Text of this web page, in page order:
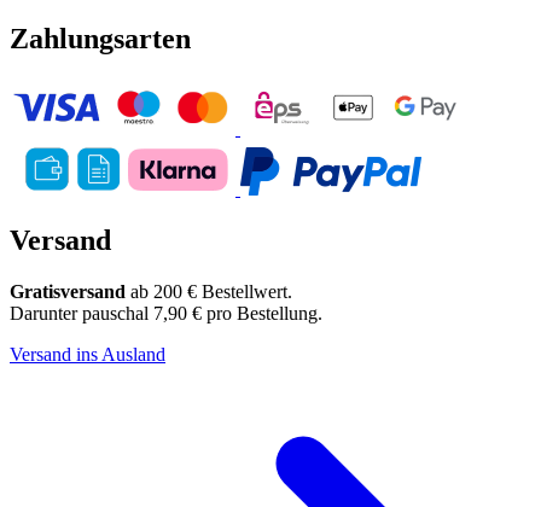
Zahlungsarten
Versand
Gratisversand ab 200 € Bestellwert.
Darunter pauschal 7,90 € pro Bestellung.
Versand ins Ausland